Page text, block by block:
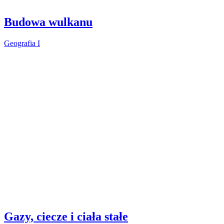
Budowa wulkanu
Geografia I
Gazy, ciecze i ciała stałe